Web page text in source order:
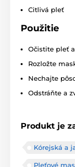
Citlivá pleť
Použitie
Očistite pleť
Rozložte
Nechajte
Odstráňte a
Produkt je
Kórejská a
Pleťové